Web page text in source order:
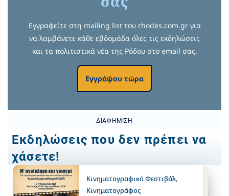
Εγγραφείτε στη mailing list του rhodes.com.gr για
να λαμβάνετε κάθε εβδομάδα όλες τις εκδηλώσεις
και τα πολιτιστικά νέα της Ρόδου στο email σας.
Εγγράψου τώρα
ΔΙΑΦΉΜΙΣΗ
Εκδηλώσεις που δεν πρέπει να
χάσετε!
Κινηματογραφικό Φεστιβάλ,
Κινηματογράφος